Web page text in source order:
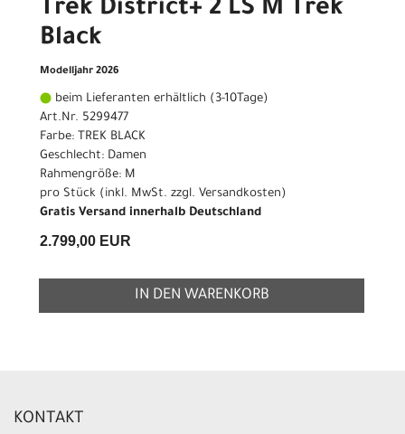
Trek District+ 2 LS M Trek
Black
Modelljahr 2026
beim Lieferanten erhältlich (3-10Tage)
Art.Nr. 5299477
Farbe: TREK BLACK
Geschlecht: Damen
Rahmengröße: M
pro Stück (inkl. MwSt. zzgl. Versandkosten)
Gratis Versand innerhalb Deutschland
2.799,00 EUR
IN DEN WARENKORB
KONTAKT